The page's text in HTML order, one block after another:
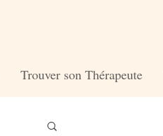
Trouver son Thérapeute